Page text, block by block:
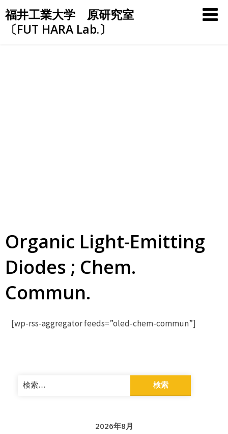
Skip
to
content
福井工業大学 原研究室
〔FUT HARA Lab.〕
Organic Light-Emitting
Diodes ; Chem.
Commun.
[wp-rss-aggregator feeds=”oled-chem-commun”]
検
索:
2026年8月